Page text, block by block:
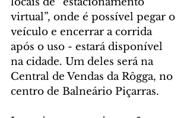
virtual”, onde é possível pegar o
veículo e encerrar a corrida
após o uso - estará disponível
na cidade. Um deles será na
Central de Vendas da Rôgga, no
centro de Balneário Piçarras.